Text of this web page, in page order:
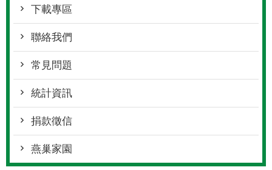
下載專區
聯絡我們
常見問題
統計資訊
捐款徵信
燕巢家園